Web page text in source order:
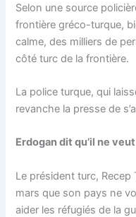
Selon une source
frontière gréco-turque,
calme, des milliers de
côté turc de la frontière.
La police turque, qui
revanche la presse de
Erdogan dit qu’il ne
Le président turc, Recep
mars que son pays ne
aider les réfugiés de la